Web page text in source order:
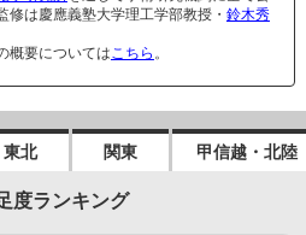
修は慶應義塾大学理工学部教授・ 鈴木秀
概要についてはこちら 。
東北 関東 甲信越・北陸
度ランキング